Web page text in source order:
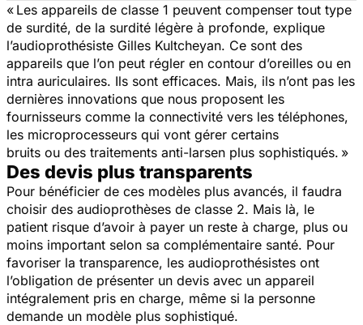
« Les appareils de classe 1 peuvent compenser tout type
de surdité, de la surdité légère à profonde, explique
l’audioprothésiste Gilles Kultcheyan. Ce sont des
appareils que l’on peut régler en contour d’oreilles ou en
intra auriculaires. Ils sont efficaces. Mais, ils n’ont pas les
dernières innovations que nous proposent les
fournisseurs comme la connectivité vers les téléphones,
les microprocesseurs qui vont gérer certains
bruits ou des traitements anti-larsen plus sophistiqués. »
Des devis plus transparents
Pour bénéficier de ces modèles plus avancés, il faudra
choisir des audioprothèses de classe 2. Mais là, le
patient risque d’avoir à payer un reste à charge, plus ou
moins important selon sa complémentaire santé. Pour
favoriser la transparence, les audioprothésistes ont
l’obligation de présenter un devis avec un appareil
intégralement pris en charge, même si la personne
demande un modèle plus sophistiqué.